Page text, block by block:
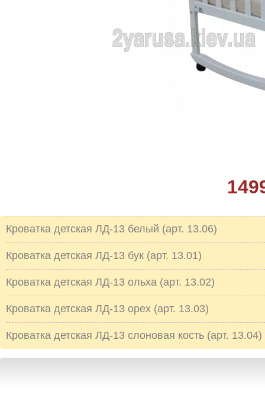
Кроватка детская ЛД-13 белый (арт. 13.06)
Кроватка детская ЛД-13 бук (арт. 13.01)
Кроватка детская ЛД-13 ольха (арт. 13.02)
Кроватка детская ЛД-13 орех (арт. 13.03)
Кроватка детская ЛД-13 слоновая кость (арт. 13.04)